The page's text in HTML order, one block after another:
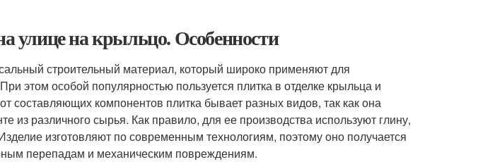
улице на крыльцо. Особенности
строительный материал, который широко применяют для
этом особой популярностью пользуется плитка в отделке крыльца и
составляющих компонентов плитка бывает разных видов, так как она
из различного сырья. Как правило, для ее производства используют глину,
изготовляют по современным технологиям, поэтому оно получается
перепадам и механическим повреждениям.